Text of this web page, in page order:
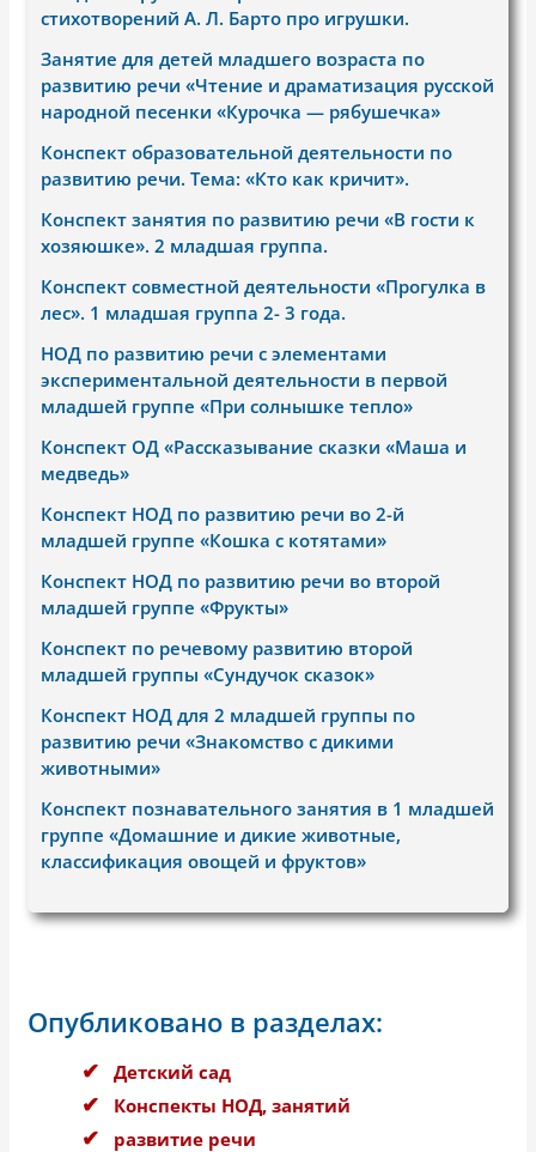
стихотворений А. Л. Барто про игрушки.
Занятие для детей младшего возраста по
развитию речи «Чтение и драматизация русской
народной песенки «Курочка — рябушечка»
Конспект образовательной деятельности по
развитию речи. Тема: «Кто как кричит».
Конспект занятия по развитию речи «В гости к
хозяюшке». 2 младшая группа.
Конспект совместной деятельности «Прогулка в
лес». 1 младшая группа 2- 3 года.
НОД по развитию речи с элементами
экспериментальной деятельности в первой
младшей группе «При солнышке тепло»
Конспект ОД «Рассказывание сказки «Маша и
медведь»
Конспект НОД по развитию речи во 2-й
младшей группе «Кошка с котятами»
Конспект НОД по развитию речи во второй
младшей группе «Фрукты»
Конспект по речевому развитию второй
младшей группы «Сундучок сказок»
Конспект НОД для 2 младшей группы по
развитию речи «Знакомство с дикими
животными»
Конспект познавательного занятия в 1 младшей
группе «Домашние и дикие животные,
классификация овощей и фруктов»
Опубликовано в разделах:
Детский сад
Конспекты НОД, занятий
развитие речи